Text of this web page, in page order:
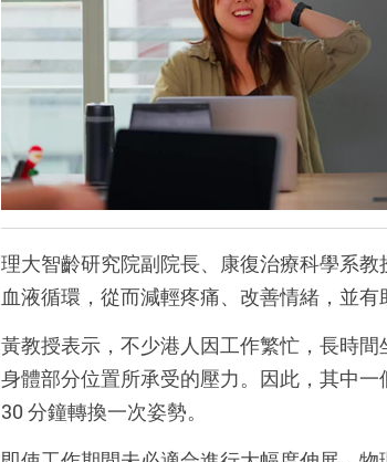
理大智齡研究院副院長、康復治療科學系
血液循環，從而減輕疼痛、改善情緒，並有
黃教授表示，不少港人因工作繁忙，長時
身體部分位置所承受的壓力。因此，其中
30分鐘轉換一次姿勢。